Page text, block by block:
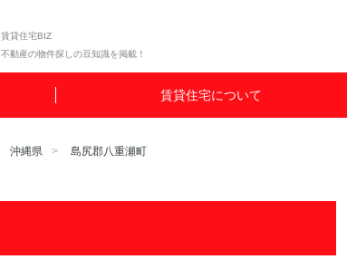
賃貸住宅BIZ
不動産の物件探しの豆知識を掲載！
賃貸住宅について
沖縄県 島尻郡八重瀬町